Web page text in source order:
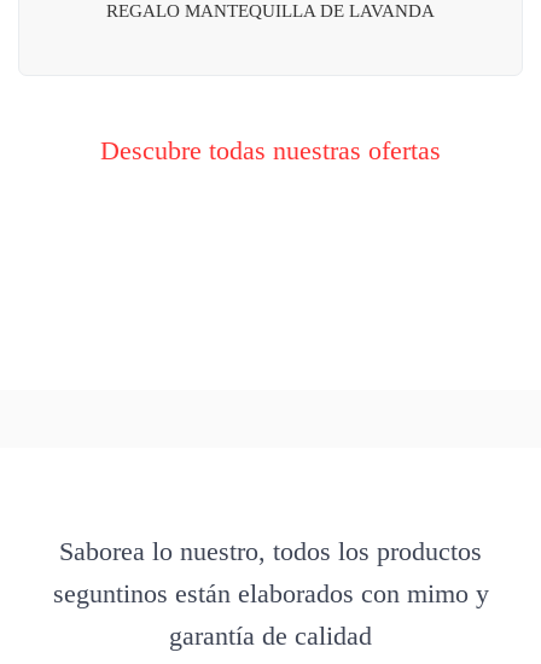
REGALO MANTEQUILLA DE LAVANDA
Descubre todas nuestras ofertas
Saborea lo nuestro, todos los productos
seguntinos están elaborados con mimo y
garantía de calidad